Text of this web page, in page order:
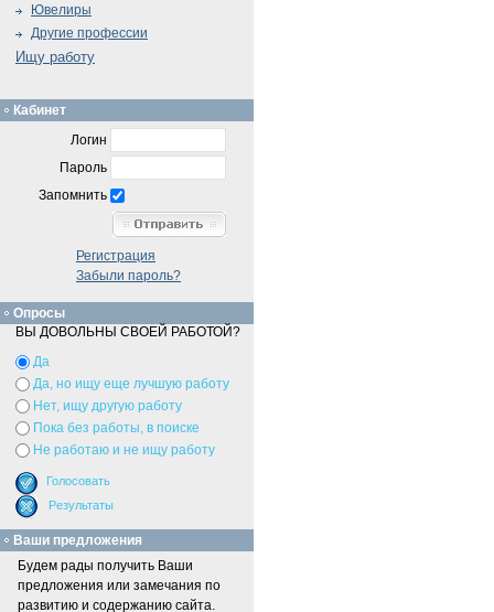
Ювелиры
Другие профессии
Ищу работу
Кабинет
Логин
Пароль
Запомнить
Регистрация
Забыли пароль?
Опросы
ВЫ ДОВОЛЬНЫ СВОЕЙ РАБОТОЙ?
Да
Да, но ищу еще лучшую работу
Нет, ищу другую работу
Пока без работы, в поиске
Не работаю и не ищу работу
Ваши предложения
Будем рады получить Ваши
предложения или замечания по
развитию и содержанию сайта.